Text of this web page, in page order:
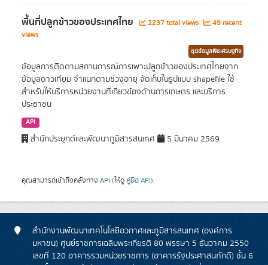
พื้นที่ปลูกข้าวของประเทศไทย 2237 total views
49 recent
views
ชุดข้อมูลพืชเศรษฐกิจ
ข้อมูลการติดตามสถานการณ์การเพาะปลูกข้าวของประเทศไทยจาก
ข้อมูลดาวเทียม จำแนกตามช่วงอายุ จัดเก็บในรูปแบบ shapefile ใช้
สำหรับให้บริการหน่วยงานที่เกี่ยวข้องด้านการเกษตร และบริการ
ประชาชน
API
สำนักประยุกต์และพัฒนาภูมิสารสนเทศ 5 มีนาคม 2569
คุณสามารถเข้าถึงคลังทาง API (ให้ดู คู่มือ API).
สำนักงานพัฒนาเทคโนโลยีอวกาศและภูมิสารสนเทศ (องค์การ
มหาชน) ศูนย์ราชการเฉลิมพระเกียรติ 80 พรรษา 5 ธันวาคม 2550
เลขที่ 120 อาคารรวมหน่วยราชการ (อาคารรัฐประศาสนภักดี) ชั้น 6